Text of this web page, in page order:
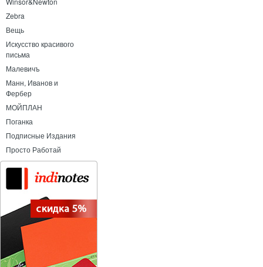
Zebra
Вещь
Искусство красивого
письма
Малевичъ
Манн, Иванов и
Фербер
МОЙПЛАН
Поганка
Подписные Издания
Просто Работай